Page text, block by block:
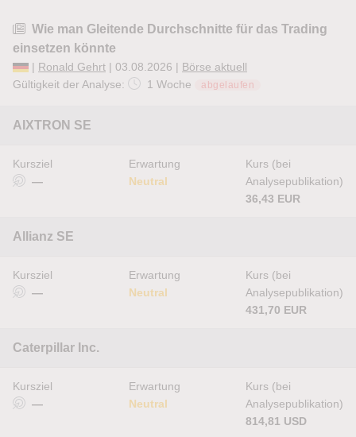
Wie man Gleitende Durchschnitte für das Trading
einsetzen könnte
| Ronald Gehrt | 03.08.2026 | Börse aktuell
Gültigkeit der Analyse:
1 Woche abgelaufen
AIXTRON SE
Kursziel
—
Erwartung
Neutral
Kurs (bei
Analysepublikation)
36,43 EUR
Allianz SE
Kursziel
—
Erwartung
Neutral
Kurs (bei
Analysepublikation)
431,70 EUR
Caterpillar Inc.
Kursziel
—
Erwartung
Neutral
Kurs (bei
Analysepublikation)
814,81 USD